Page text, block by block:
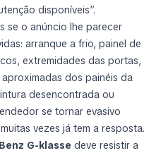
disponíveis”.
se o anúncio lhe parecer
arranque a frio, painel de
extremidades das portas,
dos painéis da
desencontrada ou
se tornar evasivo
vezes já tem a resposta.
G-klasse deve resistir a